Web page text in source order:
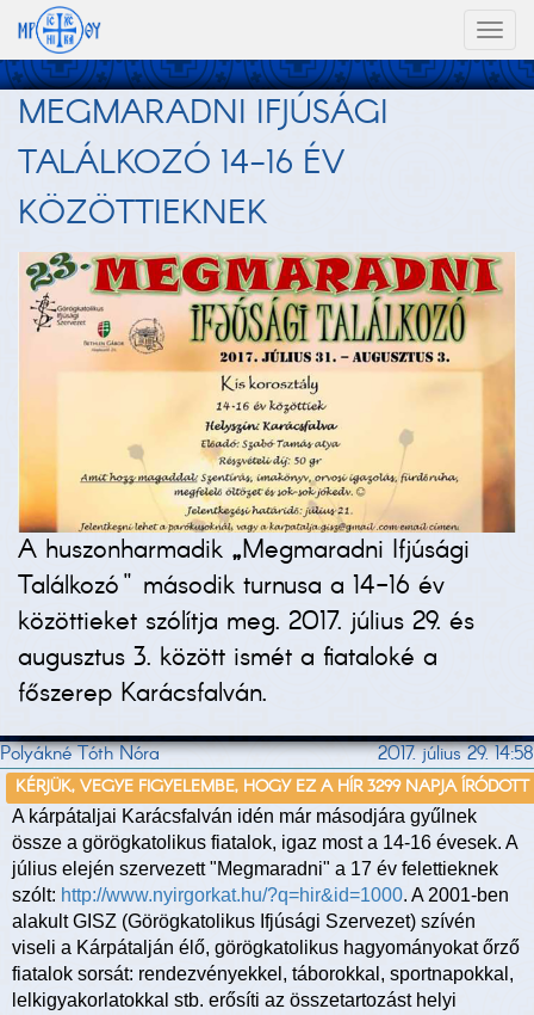
MEGMARADNI IFJÚSÁGI
TALÁLKOZÓ 14-16 ÉV
KÖZÖTTIEKNEK
A huszonharmadik „Megmaradni Ifjúsági
Találkozó" második turnusa a 14-16 év
közöttieket szólítja meg. 2017. július 29. és
augusztus 3. között ismét a fiataloké a
főszerep Karácsfalván.
Polyákné Tóth Nóra 2017. július 29. 14:58
KÉRJÜK, VEGYE FIGYELEMBE, HOGY EZ A HÍR 3299 NAPJA ÍRÓDOTT
A kárpátaljai Karácsfalván idén már másodjára gyűlnek
össze a görögkatolikus fiatalok, igaz most a 14-16 évesek. A
július elején szervezett "Megmaradni" a 17 év felettieknek
szólt: http://www.nyirgorkat.hu/?q=hir&id=1000. A 2001-ben
alakult GISZ (Görögkatolikus Ifjúsági Szervezet) szívén
viseli a Kárpátalján élő, görögkatolikus hagyományokat őrző
fiatalok sorsát: rendezvényekkel, táborokkal, sportnapokkal,
lelkigyakorlatokkal stb. erősíti az összetartozást helyi